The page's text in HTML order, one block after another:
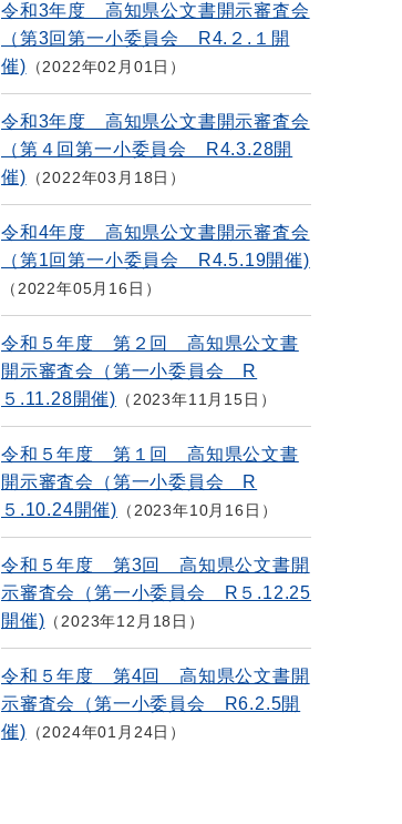
令和3年度 高知県公文書開示審査会
（第3回第一小委員会 R4.２.１開
催)
2022年02月01日
令和3年度 高知県公文書開示審査会
（第４回第一小委員会 R4.3.28開
催)
2022年03月18日
令和4年度 高知県公文書開示審査会
（第1回第一小委員会 R4.5.19開催)
2022年05月16日
令和５年度 第２回 高知県公文書
開示審査会（第一小委員会 R
５.11.28開催)
2023年11月15日
令和５年度 第１回 高知県公文書
開示審査会（第一小委員会 R
５.10.24開催)
2023年10月16日
令和５年度 第3回 高知県公文書開
示審査会（第一小委員会 R５.12.25
開催)
2023年12月18日
令和５年度 第4回 高知県公文書開
示審査会（第一小委員会 R6.2.5開
催)
2024年01月24日